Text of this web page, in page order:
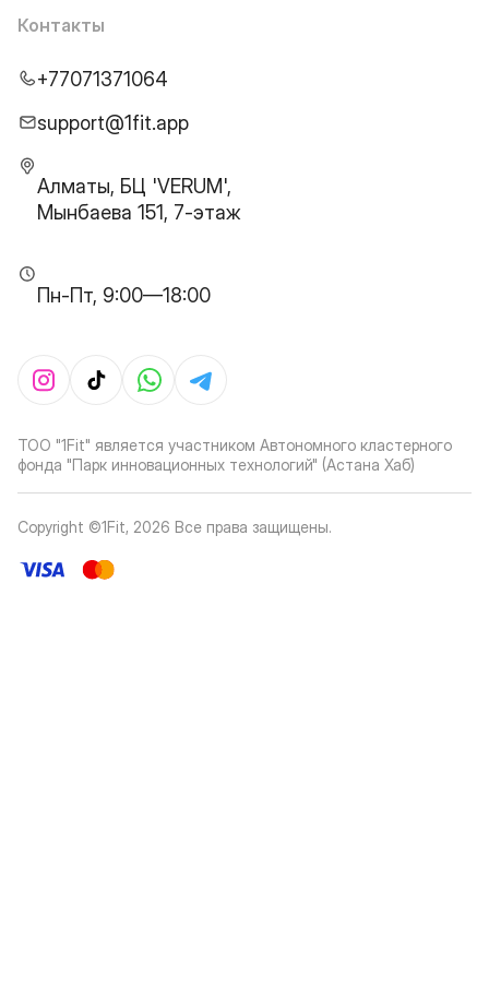
Контакты
+77071371064
support@1fit.app
Алматы, БЦ 'VERUM',
Мынбаева 151, 7-этаж
Пн-Пт, 9:00—18:00
ТОО "1Fit" является участником Автономного кластерного
фонда "Парк инновационных технологий" (Астана Хаб)
Copyright ©1Fit, 2026 Все права защищены.